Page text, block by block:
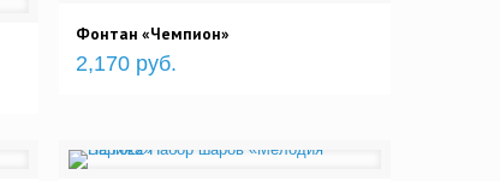
Фонтан «Чемпион»
2,170 руб.